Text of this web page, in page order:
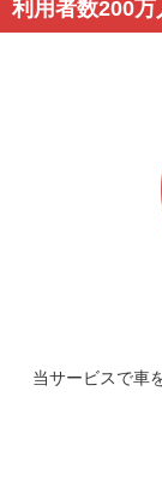
利用者数200
当サービスで車